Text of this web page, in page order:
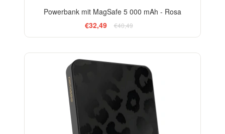
Powerbank mit MagSafe 5 000 mAh - Rosa
€32,49
€40,49